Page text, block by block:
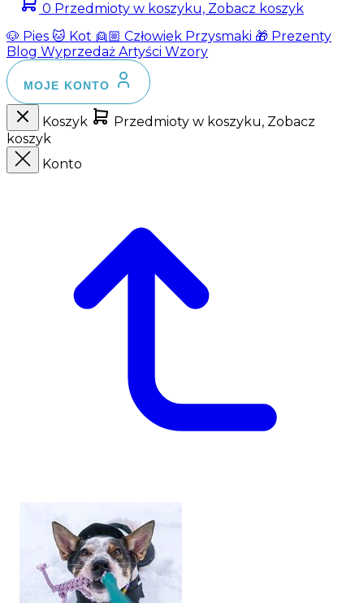
0 Przedmioty w koszyku, Zobacz koszyk
🐶 Pies 🐱 Kot 👱🏼 Człowiek Przysmaki 🎁 Prezenty
Blog Wyprzedaż Artyści Wzory
MOJE KONTO
Koszyk
Przedmioty w koszyku, Zobacz
koszyk
Konto